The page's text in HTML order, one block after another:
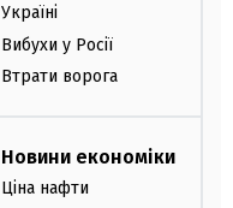
Україні
Вибухи у Росії
Втрати ворога
Новини економіки
Ціна нафти